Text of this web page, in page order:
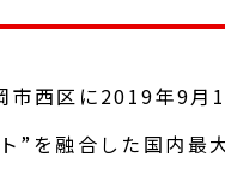
市西区に2019年9月
”を融合した国内最